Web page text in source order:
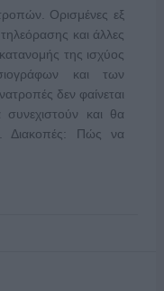
Ορισμένες εξ
και άλλες
της ισχύος
και των
δεν φαίνεται
συνεχιστούν και θα
Διακοπές: Πώς να